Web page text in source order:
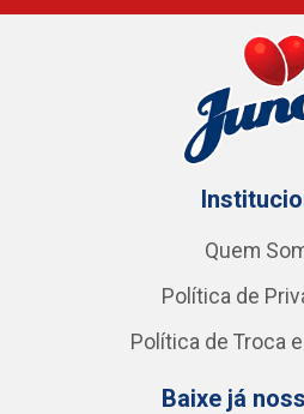
Quem
Política de
Política de Troca
Baixe já